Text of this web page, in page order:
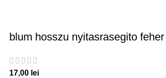
blum hosszu nyitasrasegito feher
17,00 lei